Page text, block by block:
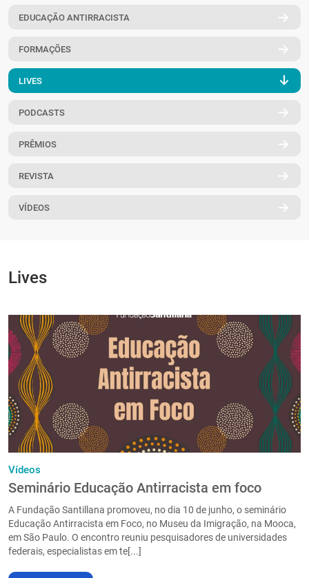
PT
EDUCAÇÃO ANTIRRACISTA
FORMAÇÕES
LIVES
PODCASTS
PRÊMIOS
REVISTA
VÍDEOS
Lives
Vídeos
Seminário Educação Antirracista em foco
A Fundação Santillana promoveu, no dia 10 de junho, o seminário
Educação Antirracista em Foco, no Museu da Imigração, na Mooca,
em São Paulo. O encontro reuniu pesquisadores de universidades
federais, especialistas em te[...]